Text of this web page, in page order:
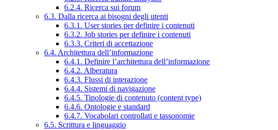
6.2.4. Ricerca sui forum
6.3. Dalla ricerca ai bisogni degli utenti
6.3.1. User stories per definire i contenuti
6.3.2. Job stories per definire i contenuti
6.3.3. Criteri di accettazione
6.4. Architettura dell’informazione
6.4.1. Definire l’architettura dell’informazione
6.4.2. Alberatura
6.4.3. Flussi di interazione
6.4.4. Sistemi di navigazione
6.4.5. Tipologie di contenuto (content type)
6.4.6. Ontologie e standard
6.4.7. Vocabolari controllati e tassonomie
6.5. Scrittura e linguaggio